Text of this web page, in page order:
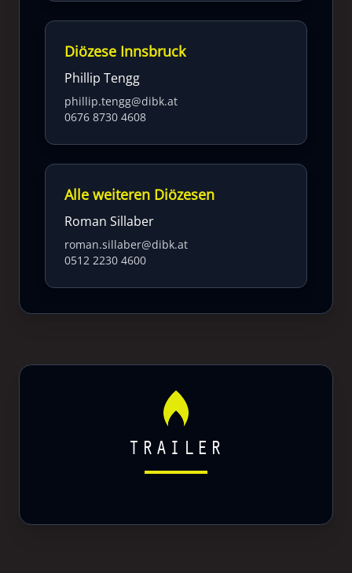
Diözese Innsbruck
Phillip Tengg
phillip.tengg@dibk.at
0676 8730 4608
Alle weiteren Diözesen
Roman Sillaber
roman.sillaber@dibk.at
0512 2230 4600
TRAILER